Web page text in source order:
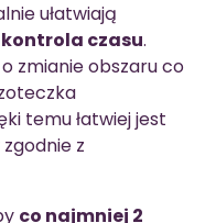
ułatwiają
czasu.
zmianie obszaru co
temu łatwiej jest
z
co najmniej 2